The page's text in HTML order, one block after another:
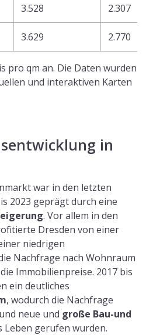
3.528 2.307
3.629 2.770
pro qm an. Die Daten wurden
und interaktiven Karten
in
war in den letzten
2023 geprägt durch eine
. Vor allem in den
Dresden von einer
niedrigen
Nachfrage nach Wohnraum
Immobilienpreise. 2017 bis
ein deutliches
, wodurch die Nachfrage
neue und große Bau-und
Leben gerufen wurden.